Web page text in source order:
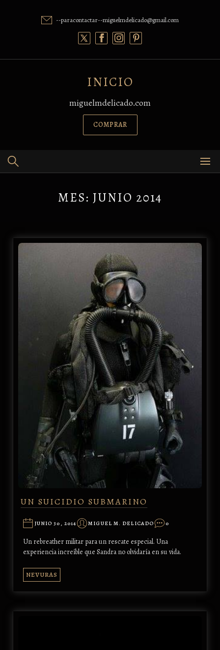
--paracontactar--miguelmdelicado@gmail.com
INICIO
miguelmdelicado.com
COMPRAR
MES: JUNIO 2014
UN SUICIDIO SUBMARINO
JUNIO 30, 2014 MIGUEL M. DELICADO 0
Un rebreather militar para un rescate especial. Una
experiencia increíble que Sandra no olvidaría en su vida.
NEVURAS